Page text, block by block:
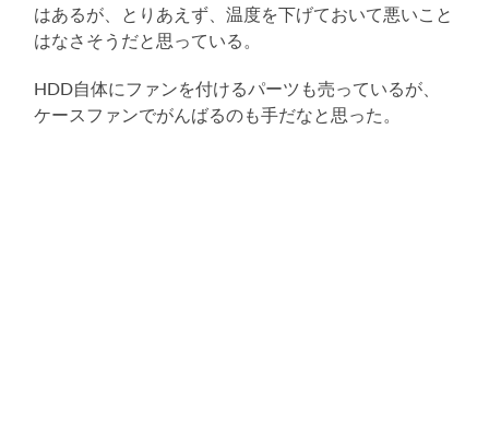
はあるが、とりあえず、温度を下げておいて悪いこと
はなさそうだと思っている。
HDD自体にファンを付けるパーツも売っているが、
ケースファンでがんばるのも手だなと思った。